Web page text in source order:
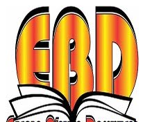
para
conteúdo